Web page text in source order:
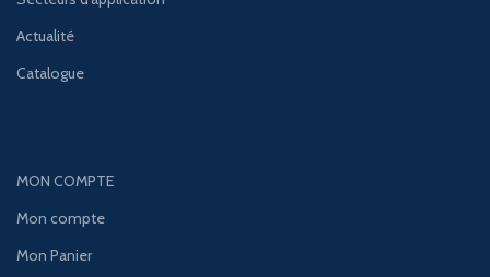
Actualité
Catalogue
MON COMPTE
Mon compte
Mon Panier